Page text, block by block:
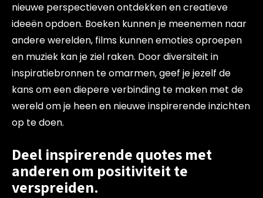
nieuwe perspectieven ontdekken en creatieve
ideeën opdoen. Boeken kunnen je meenemen naar
andere werelden, films kunnen emoties oproepen
en muziek kan je ziel raken. Door diversiteit in
inspiratiebronnen te omarmen, geef je jezelf de
kans om een diepere verbinding te maken met de
wereld om je heen en nieuwe inspirerende inzichten
op te doen.
Deel inspirerende quotes met
anderen om positiviteit te
verspreiden.